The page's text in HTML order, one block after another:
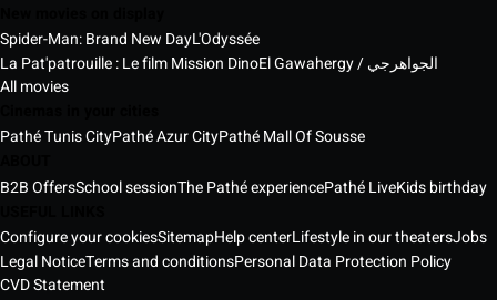
Spider-Man: Brand New DayL'Odyssée
La Pat'patrouille : Le film Mission Dino
El Gawahergy / الجواهرجي
All movies
Pathé Tunis CityPathé Azur CityPathé Mall Of Sousse
B2B OffersSchool sessionThe Pathé experiencePathé LiveKids birthday
Configure your cookiesSitemapHelp centerLifestyle in our theatersJobs
Legal NoticeTerms and conditionsPersonal Data Protection Policy
CVD Statement